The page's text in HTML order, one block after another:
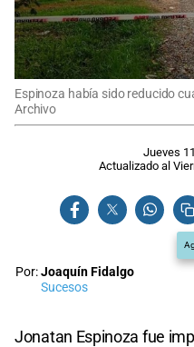
Espinoza había sido reducido
Archivo
Jueves
Actualizado al
Por:Joaquín Fidalgo
Sucesos
Jonatan Espinoza fue